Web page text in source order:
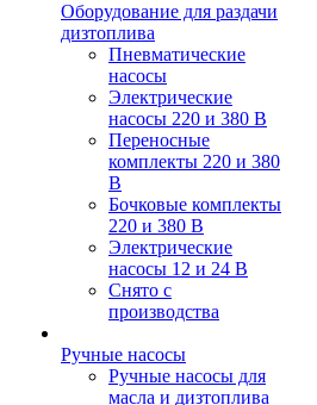
Оборудование для раздачи
дизтоплива
Пневматические
насосы
Электрические
насосы 220 и 380 В
Переносные
комплекты 220 и 380
В
Бочковые комплекты
220 и 380 В
Электрические
насосы 12 и 24 В
Снято с
производства
Ручные насосы
Ручные насосы для
масла и дизтоплива